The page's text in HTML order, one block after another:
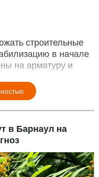
строительные
в начале
на арматуру и
в Барнаул на